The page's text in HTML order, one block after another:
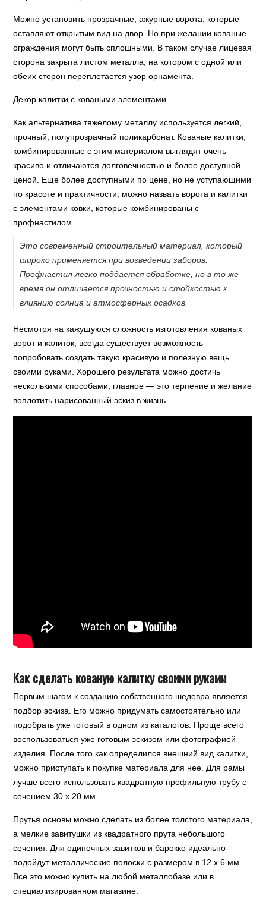
Можно установить прозрачные, ажурные ворота, которые
оставляют открытым вид на двор. Но при желании кованые
ограждения могут быть сплошными. В таком случае лицевая
сторона закрыта листом металла, на котором с одной или
обеих сторон переплетается узор орнамента.
Декор калитки с коваными элементами
Как альтернатива тяжелому металлу используется легкий,
прочный, полупрозрачный поликарбонат. Кованые калитки,
комбинированные с этим материалом выглядят очень
красиво и отличаются долговечностью и более доступной
ценой. Еще более доступными по цене, но не уступающими
по красоте и практичности, можно назвать ворота и калитки
с элементами ковки, которые комбинированы с
профнастилом.
Это современный строительный материал, который
широко применяется при возведении заборов.
Профнастил легко поддается обработке, но в то же
время он отличается прочностью и стойкостью к
влиянию солнца и атмосферных осадков.
Несмотря на кажущуюся сложность изготовления кованых
ворот и калиток, всегда существует возможность
попробовать создать такую красивую и полезную вещь
своими руками. Хорошего результата можно достичь
несколькими способами, главное — это терпение и желание
воплотить нарисованный эскиз в жизнь.
Как сделать кованую калитку своими руками
Первым шагом к созданию собственного шедевра является
подбор эскиза. Его можно придумать самостоятельно или
подобрать уже готовый в одном из каталогов. Проще всего
воспользоваться уже готовым эскизом или фотографией
изделия. После того как определился внешний вид калитки,
можно приступать к покупке материала для нее. Для рамы
лучше всего использовать квадратную профильную трубу с
сечением 30 х 20 мм.
Прутья основы можно сделать из более толстого материала,
а мелкие завитушки из квадратного прута небольшого
сечения. Для одиночных завитков и барокко идеально
подойдут металлические полоски с размером в 12 х 6 мм.
Все это можно купить на любой металлобазе или в
специализированном магазине.